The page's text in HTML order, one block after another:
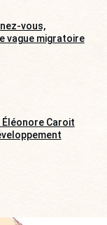
vous,
vague migratoire
Éléonore Caroit